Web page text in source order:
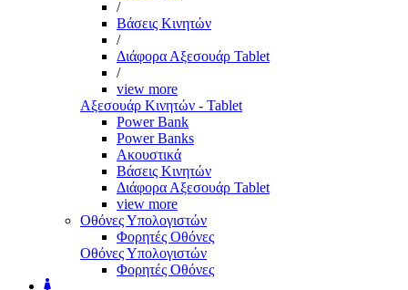
/
Βάσεις Κινητών
/
Διάφορα Αξεσουάρ Tablet
/
view more
Αξεσουάρ Κινητών - Tablet
Power Bank
Power Banks
Ακουστικά
Βάσεις Κινητών
Διάφορα Αξεσουάρ Tablet
view more
Οθόνες Υπολογιστών
Φορητές Οθόνες
Οθόνες Υπολογιστών
Φορητές Οθόνες